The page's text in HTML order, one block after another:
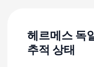
헤르메스 독
추적 상태